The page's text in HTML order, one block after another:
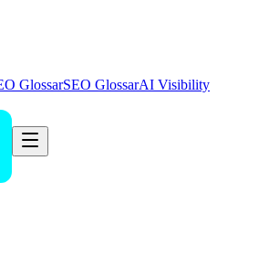
GlossarSEO GlossarAI Visibility